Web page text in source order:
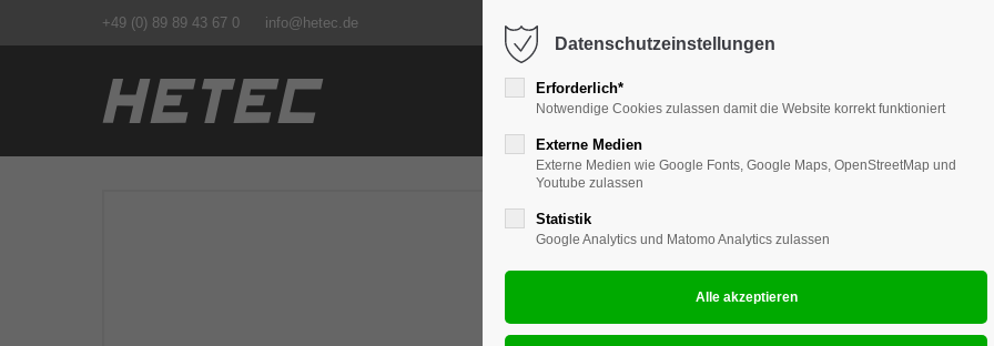
Benutzername
Support
Lorem ipsum dolor sit amet:
24h/ 365days
We offer support for our customers
Cybersteel Inc.
San Francisco, CA 94102
info@yourdomain.com
+49 (0) 89 89 43 67 0 info@hetec.de
Leitstände MultiViewer V-
Datenschutzeinstellungen
Erforderlich*
Notwendige Cookies zulassen damit die Website korrekt funktioniert
Externe Medien
Externe Medien wie Google Fonts, Google Maps, OpenStreetMap und
Youtube zulassen
Statistik
Google Analytics und Matomo Analytics zulassen